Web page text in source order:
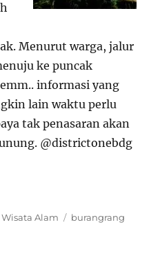
Menurut warga, jalur
ke puncak
informasi yang
lain waktu perlu
tak penasaran akan
@districtonebdg
Categories
Wisata Alam Tags
burangrang